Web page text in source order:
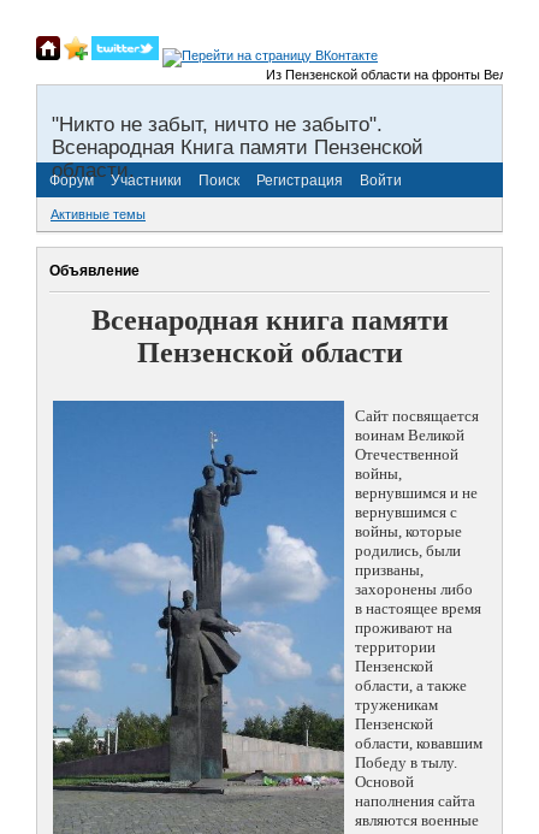
Из Пензенской области на фронты Великой
"Никто не забыт, ничто не забыто".
Всенародная Книга памяти Пензенской
области.
Форум Участники Поиск Регистрация Войти
Активные темы
Объявление
Всенародная книга памяти
Пензенской области
Сайт посвящается
воинам Великой
Отечественной
войны,
вернувшимся и не
вернувшимся с
войны, которые
родились, были
призваны,
захоронены либо
в настоящее время
проживают на
территории
Пензенской
области, а также
труженикам
Пензенской
области, ковавшим
Победу в тылу.
Основой
наполнения сайта
являются военные